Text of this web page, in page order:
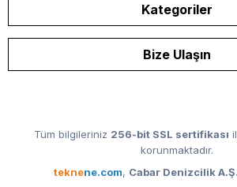
Kategoriler
Bize Ulaşın
Tüm bilgileriniz 256-bit SSL sertifikası
korunmaktadır.
teknene.com, Cabar Denizcilik A.Ş.